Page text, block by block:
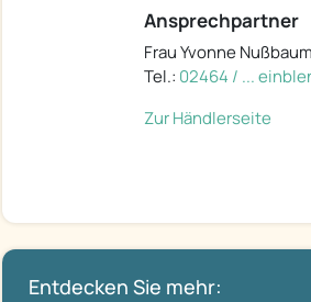
Ansprechpartner
Frau Yvonne Nußbaum
Tel.: 02464 / ...
Zur Händlerseite
Entdecken Sie mehr: